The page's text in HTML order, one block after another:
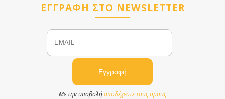
ΕΓΓΡΑΦΗ ΣΤΟ NEWSLETTER
Email
Με την υποβολήαποδέχεστε τους όρους